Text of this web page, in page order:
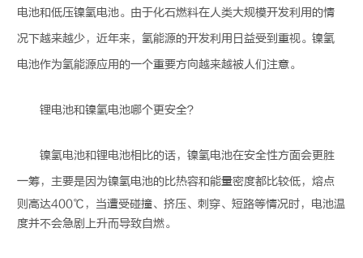
电池和低压镍氢电池。由于化石燃料在人类大规模开发利用的情
况下越来越少，近年来，氢能源的开发利用日益受到重视。镍氢
电池作为氢能源应用的一个重要方向越来越被人们注意。
锂电池和镍氢电池哪个更安全？
镍氢电池和锂电池相比的话，镍氢电池在安全性方面会更胜
一筹，主要是因为镍氢电池的比热容和能量密度都比较低，熔点
则高达400℃，当遭受碰撞、挤压、刺穿、短路等情况时，电池温
度并不会急剧上升而导致自燃。